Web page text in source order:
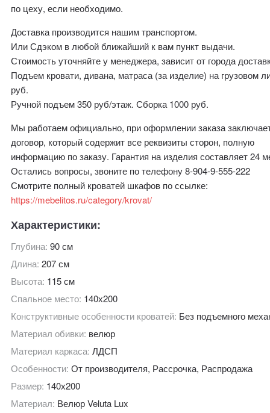
по цеху, если необходимо.
Доставка производится нашим транспортом.
Или Сдэком в любой ближайший к вам пункт выдачи.
Стоимость уточняйте у менеджера, зависит от города
Подъем кровати, дивана, матраса (за изделие) на грузовом
руб.
Ручной подъем 350 руб/этаж. Сборка 1000 руб.
Мы работаем официально, при оформлении заказа
договор, который содержит все реквизиты сторон, полную
информацию по заказу. Гарантия на изделия составляет 24
Остались вопросы, звоните по телефону 8-904-9-555-222
Смотрите полный кроватей шкафов по ссылке:
https://mebelitos.ru/category/krovat/
Характеристики:
Глубина:90 см
Длина:207 см
Высота: 115 см
Спальное место: 140х200
Конструктивные особенности кроватей: Без подъемного
Материал обивки: велюр
Материал каркаса:ЛДСП
Особенности:От производителя, Рассрочка, Распродажа
Размер: 140х200
Материал: Велюр Veluta Lux